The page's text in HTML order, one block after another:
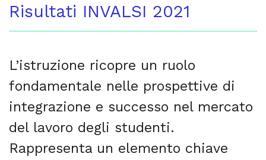
Risultati INVALSI 2021
L’istruzione ricopre un ruolo
fondamentale nelle prospettive di
integrazione e successo nel mercato
del lavoro degli studenti.
Rappresenta un elemento chiave